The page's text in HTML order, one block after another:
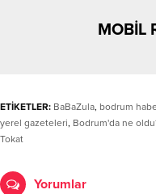
MOBİL
ETİKETLER: BaBaZula, bodrum
yerel gazeteleri, Bodrum'da ne
Tokat
Yorumlar